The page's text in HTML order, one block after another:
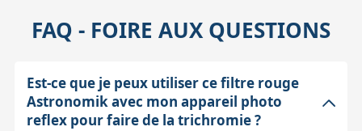
FAQ - FOIRE AUX QUESTIONS
Est-ce que je peux utiliser ce filtre rouge
Astronomik avec mon appareil photo
reflex pour faire de la trichromie ?